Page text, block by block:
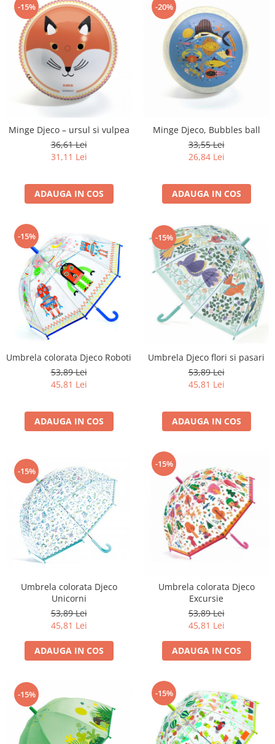
-15%
Minge Djeco – ursul si vulpea
36,61 Lei
31,11 Lei
ADAUGA IN COS
-20%
Minge Djeco, Bubbles ball
33,55 Lei
26,84 Lei
ADAUGA IN COS
-15%
Umbrela colorata Djeco Roboti
53,89 Lei
45,81 Lei
ADAUGA IN COS
-15%
Umbrela Djeco flori si pasari
53,89 Lei
45,81 Lei
ADAUGA IN COS
-15%
Umbrela colorata Djeco
Unicorni
53,89 Lei
45,81 Lei
ADAUGA IN COS
-15%
Umbrela colorata Djeco
Excursie
53,89 Lei
45,81 Lei
ADAUGA IN COS
-15% -15%